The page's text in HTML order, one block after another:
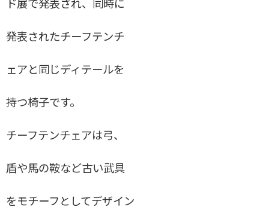
CH004 NESTING TABLES
BPS142 サイドボード
カクテルテーブル
CH45ロッキングチェア
発表されたチーフテンチ
ェアと同じディテールを
持つ椅子です。
チーフテンチェアは弓、
盾や馬の鞍など古い武具
をモチーフとしてデザイン